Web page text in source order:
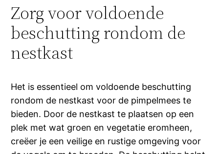
Zorg voor voldoende
beschutting rondom de
nestkast
Het is essentieel om voldoende beschutting
rondom de nestkast voor de pimpelmees te
bieden. Door de nestkast te plaatsen op een
plek met wat groen en vegetatie eromheen,
creëer je een veilige en rustige omgeving voor